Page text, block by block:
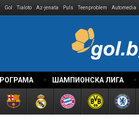
Gol Tialoto Az-jenata Puls Teenproblem Automedia
ШАМПИОНСКА ЛИГА